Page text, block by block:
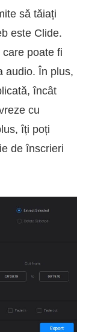
să tăiați
este Clide.
poate fi
audio. În plus,
încât
cu
îți poți
de înscrieri